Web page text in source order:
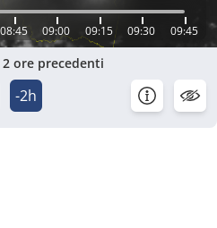
08:45 09:00 09:15 09:30 09:45
ore precedenti
-2h